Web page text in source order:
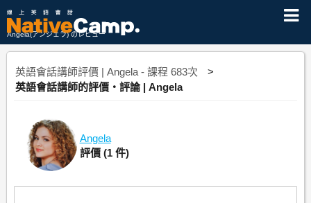
Angela(アンジェラ) のレビュー
英語會話講師評價 | Angela - 課程 683次
英語會話講師的評價・評論 | Angela
Angela
評價 (1 件)